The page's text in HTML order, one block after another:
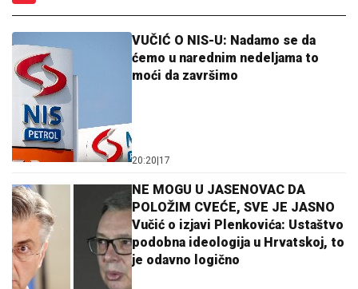
VUČIĆ O NIS-U: Nadamo se da
ćemo u narednim nedeljama to
moći da završimo
20:20 17
NE MOGU U JASENOVAC DA
POLOŽIM CVEĆE, SVE JE JASNO
Vučić o izjavi Plenkovića: Ustaštvo
podobna ideologija u Hrvatskoj, to
je odavno logično